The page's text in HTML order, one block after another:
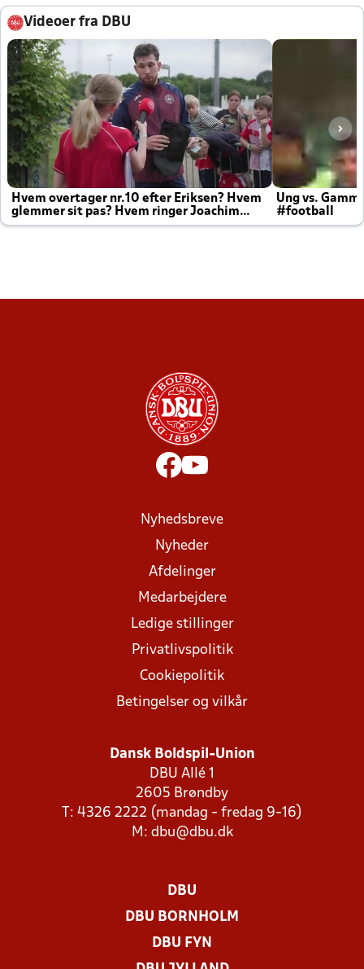
Videoer fra DBU
Hvem overtager nr.10 efter Eriksen? Hvem
glemmer sit pas? Hvem ringer Joachim
altid til efter kampe?
Ung vs.
#football
Nyhedsbreve
Nyheder
Afdelinger
Medarbejdere
Ledige stillinger
Privatlivspolitik
Cookiepolitik
Betingelser og vilkår
Dansk Boldspil-Union
DBU Allé 1
2605 Brøndby
T: 4326 2222 (mandag - fredag 9-16)
M: dbu@dbu.dk
DBU
DBU BORNHOLM
DBU FYN